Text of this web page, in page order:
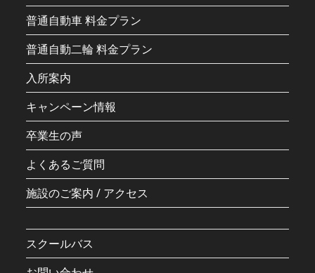
普通自動車 料金プラン
普通自動二輪 料金プラン
入所案内
キャンペーン情報
卒業生の声
よくあるご質問
施設のご案内 / アクセス
スクールバス